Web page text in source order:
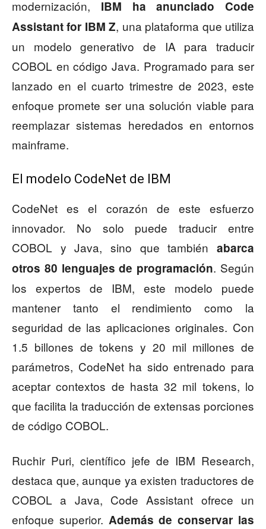
modernización, IBM ha anunciado Code
Assistant for IBM Z, una plataforma que utiliza
un modelo generativo de IA para traducir
COBOL en código Java. Programado para ser
lanzado en el cuarto trimestre de 2023, este
enfoque promete ser una solución viable para
reemplazar sistemas heredados en entornos
mainframe.
El modelo CodeNet de IBM
CodeNet es el corazón de este esfuerzo
innovador. No solo puede traducir entre
COBOL y Java, sino que también abarca
otros 80 lenguajes de programación. Según
los expertos de IBM, este modelo puede
mantener tanto el rendimiento como la
seguridad de las aplicaciones originales. Con
1.5 billones de tokens y 20 mil millones de
parámetros, CodeNet ha sido entrenado para
aceptar contextos de hasta 32 mil tokens, lo
que facilita la traducción de extensas porciones
de código COBOL.
Ruchir Puri, científico jefe de IBM Research,
destaca que, aunque ya existen traductores de
COBOL a Java, Code Assistant ofrece un
enfoque superior. Además de conservar las